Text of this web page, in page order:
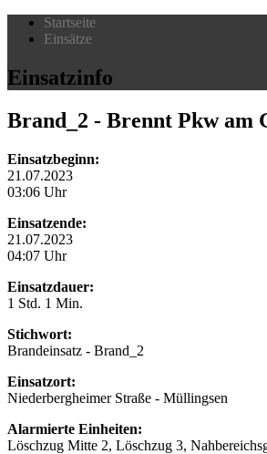
Startseite
Einsätze
Einsatzinfo
Brand_2 - Brennt Pkw am
Einsatzbeginn:
21.07.2023
03:06 Uhr
Einsatzende:
21.07.2023
04:07 Uhr
Einsatzdauer:
1 Std. 1 Min.
Stichwort:
Brandeinsatz - Brand_2
Einsatzort:
Niederbergheimer Straße - Müllingsen
Alarmierte Einheiten:
Löschzug Mitte 2, Löschzug 3,